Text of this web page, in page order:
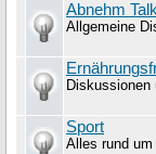
Abnehm
Allgemeine
Diskussionen
Sport
Alles rund